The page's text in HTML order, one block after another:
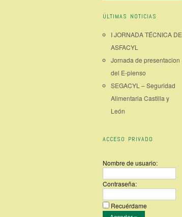
ÚLTIMAS NOTICIAS
I JORNADA TÉCNICA DE
ASFACYL
Jornada de presentacion
del E-pienso
SEGACYL – Seguridad
Alimentaria Castilla y
León
ACCESO PRIVADO
Nombre de usuario:
Contraseña:
Recuérdame